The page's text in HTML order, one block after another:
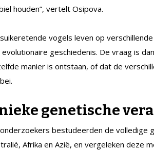
houden”, vertelt Osipova.
vogels leven op
evolutionaire geschiedenis. De vraag is
manier is ontstaan, of dat de
genetische
bestudeerden de volledige
Afrika en Azië, en vergeleken deze